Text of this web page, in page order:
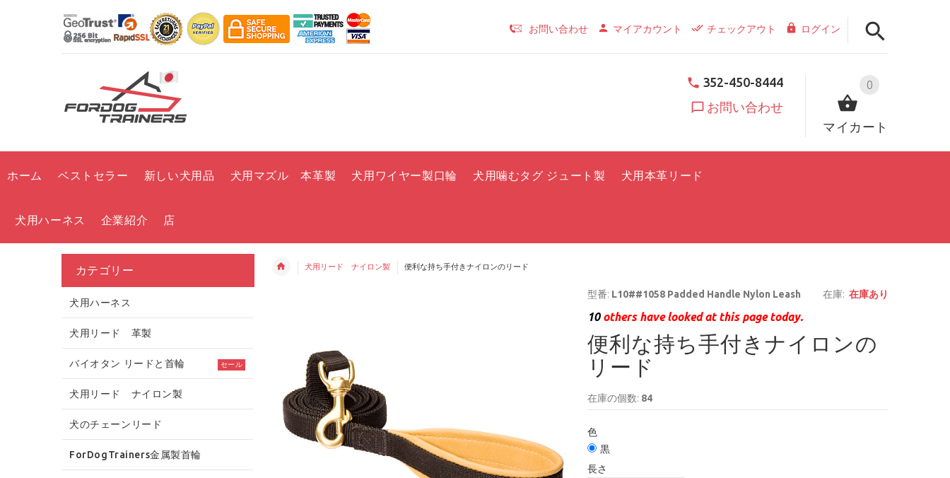
お問い合わせ マイアカウント チェックアウト ログイン
0
マイカート
352-450-8444
お問い合わせ
ホーム ベストセラー 新しい犬用品 犬用マズル 本革製 犬用ワイヤー製口輪 犬用噛むタグ ジュート製 犬用本革リード
犬用ハーネス 企業紹介 店
犬用リード ナイロン製 便利な持ち手付きナイロンのリード
型番: L10##1058 Padded Handle Nylon Leash 在庫: 在庫あり
10others have looked at this page today.
便利な持ち手付きナイロンの
リード
在庫の個数: 84
色
黒
長さ
カテゴリー
犬用ハーネス
犬用リード 革製
バイオタン リードと首輪 セール
犬用リード ナイロン製
犬のチェーンリード
ForDogTrainers金属製首輪